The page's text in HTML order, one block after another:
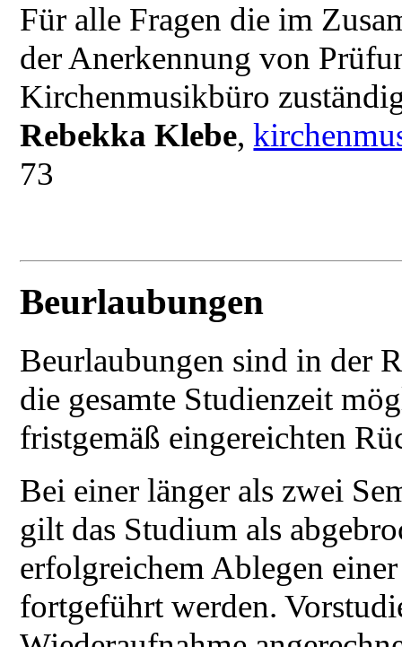
Für alle Fragen die im
der Anerkennung von
Kirchenmusikbüro
Rebekka Klebe,
73
Beurlaubungen
Beurlaubungen sind in der
die gesamte Studienzeit
fristgemäß eingereichten
Bei einer länger als zwei
gilt das Studium als
erfolgreichem Ablegen
fortgeführt werden.